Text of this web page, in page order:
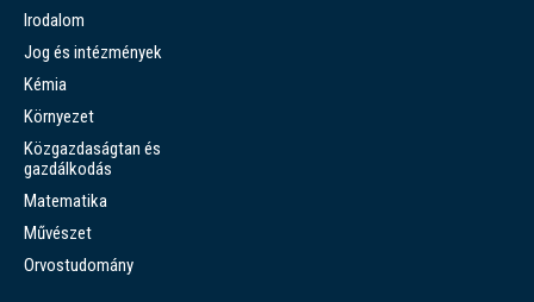
Irodalom
Jog és intézmények
Kémia
Környezet
Közgazdaságtan és
gazdálkodás
Matematika
Művészet
Orvostudomány